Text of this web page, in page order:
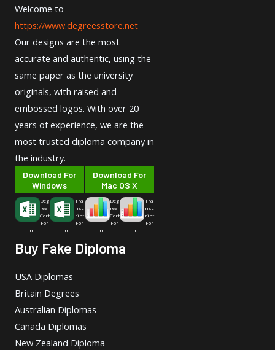
Welcome to
https://www.degreesstore.net
Our designs are the most
accurate and authentic, using the
same paper as the university
originals, with raised and
embossed logos. With over 20
years of experience, we are the
most trusted diploma company in
the industry.
Download For
Windows
Deg
ree-
Cert
For
m
Tra
nsc
ript
For
m
Download For
Mac OS X
Deg
ree-
Cert
For
m
Tra
nsc
ript
For
m
Buy Fake Diploma
USA Diplomas
Britain Degrees
Australian Diplomas
Canada Diplomas
New Zealand Diploma